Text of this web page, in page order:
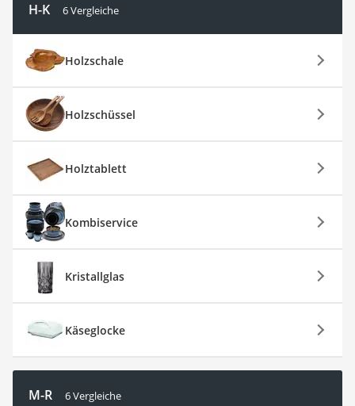
H-K 6 Vergleiche
Holzschale
Holzschüssel
Holztablett
Kombiservice
Kristallglas
Käseglocke
M-R 6 Vergleiche